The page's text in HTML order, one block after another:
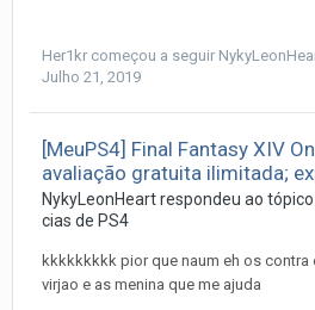
Her1kr começou a seguir
Julho 21, 2019
[MeuPS4] Final Fantasy XIV
avaliação gratuita ilimitada;
NykyLeonHeartrespondeu ao
cias de PS4
kkkkkkkkk pior que naum eh os contra
virjao e as menina que me ajuda